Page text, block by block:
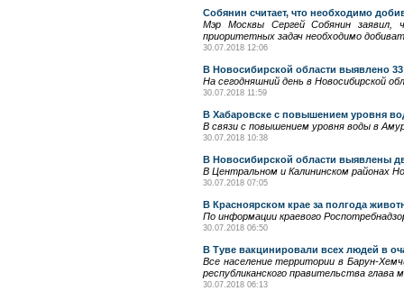
Собянин считает, что необходимо
Мэр Москвы Сергей Собянин заявил,
приоритетных задач необходимо
30.07.2018 12:06
В Новосибирской области выявлено
На сегодняшний день в Новосибирской
30.07.2018 11:59
В Хабаровске с повышением уровня
В связи с повышением уровня воды в
30.07.2018 10:38
В Новосибирской области выявлены
В Центральном и Калининском районах
30.07.2018 07:05
В Красноярском крае за полгода
По информации краевого
30.07.2018 06:50
В Туве вакцинировали всех людей в
Все население территории в Барун-
республиканского правительства глава
30.07.2018 06:13